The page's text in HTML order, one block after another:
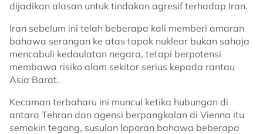
dijadikan alasan untuk tindakan agresif terhadap Iran.
Iran sebelum ini telah beberapa kali memberi amaran
bahawa serangan ke atas tapak nuklear bukan sahaja
mencabuli kedaulatan negara, tetapi berpotensi
membawa risiko alam sekitar serius kepada rantau
Asia Barat.
Kecaman terbaharu ini muncul ketika hubungan di
antara Tehran dan agensi berpangkalan di Vienna itu
semakin tegang, susulan laporan bahawa beberapa